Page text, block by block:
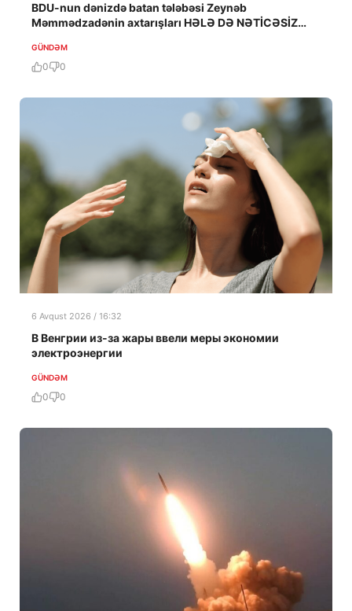
BDU-nun dənizdə batan tələbəsi Zeynəb
Məmmədzadənin axtarışları HƏLƏ DƏ NƏTİCƏSİZ
GÜNDƏM
0 0
6 Avqust 2026 / 16:32
В Венгрии из-за жары ввели меры экономии
электроэнергии
GÜNDƏM
0 0